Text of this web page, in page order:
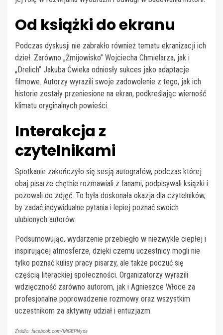
Od książki do ekranu
Podczas dyskusji nie zabrakło również tematu ekranizacji ich
dzieł. Zarówno „Żmijowisko” Wojciecha Chmielarza, jak i
„Drelich” Jakuba Ćwieka odniosły sukces jako adaptacje
filmowe. Autorzy wyrazili swoje zadowolenie z tego, jak ich
historie zostały przeniesione na ekran, podkreślając wierność
klimatu oryginalnych powieści.
Interakcja z
czytelnikami
Spotkanie zakończyło się sesją autografów, podczas której
obaj pisarze chętnie rozmawiali z fanami, podpisywali książki i
pozowali do zdjęć. To była doskonała okazja dla czytelników,
by zadać indywidualne pytania i lepiej poznać swoich
ulubionych autorów.
Podsumowując, wydarzenie przebiegło w niezwykle ciepłej i
inspirującej atmosferze, dzięki czemu uczestnicy mogli nie
tylko poznać kulisy pracy pisarzy, ale także poczuć się
częścią literackiej społeczności. Organizatorzy wyrazili
wdzięczność zarówno autorom, jak i Agnieszce Włoce za
profesjonalne poprowadzenie rozmowy oraz wszystkim
uczestnikom za aktywny udział i entuzjazm.
Źródło: facebook.com/MiGBPNysa